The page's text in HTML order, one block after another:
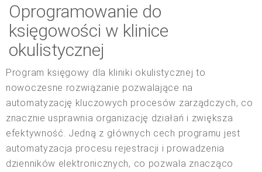
Oprogramowanie do
księgowości w klinice
okulistycznej
Program księgowy dla kliniki okulistycznej to
nowoczesne rozwiązanie pozwalające na
automatyzację kluczowych procesów zarządczych, co
znacznie usprawnia organizację działań i zwiększa
efektywność. Jedną z głównych cech programu jest
automatyzacja procesu rejestracji i prowadzenia
dzienników elektronicznych, co pozwala znacząco